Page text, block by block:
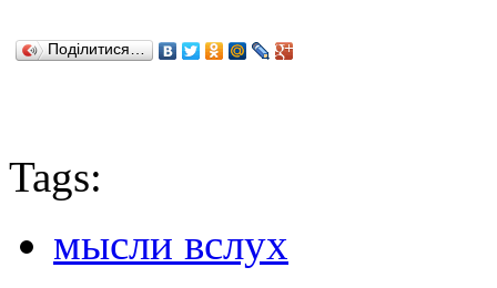
Поділитися…
Tags:
мысли вслух